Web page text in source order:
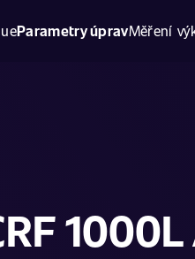
Parametry úpravMěření